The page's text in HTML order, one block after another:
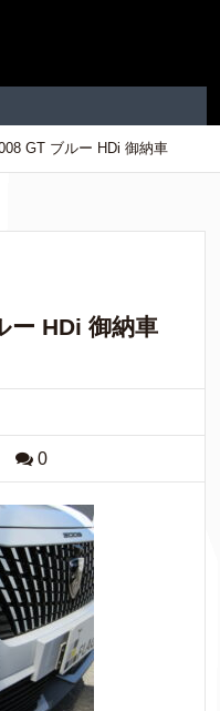
GT ブルー HDi 御納車
ー HDi 御納車
0